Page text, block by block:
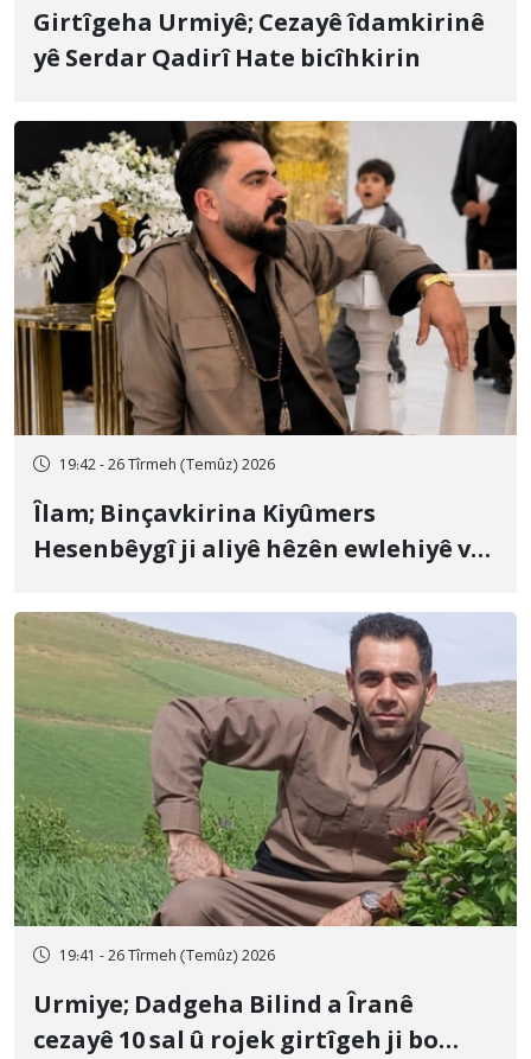
Girtîgeha Urmiyê; Cezayê îdamkirinê
yê Serdar Qadirî Hate bicîhkirin
19:42 - 26 Tîrmeh (Temûz) 2026
Îlam; Binçavkirina Kiyûmers
Hesenbêygî ji aliyê hêzên ewlehiyê ve
19:41 - 26 Tîrmeh (Temûz) 2026
Urmiye; Dadgeha Bilind a Îranê
cezayê 10 sal û rojek girtîgeh ji bo